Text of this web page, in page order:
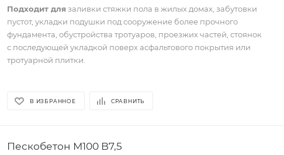
Подходит для заливки стяжки пола в жилых домах, забутовки
пустот, укладки подушки под сооружение более прочного
фундамента, обустройства тротуаров, проезжих частей, стоянок
с последующей укладкой поверх асфальтового покрытия или
тротуарной плитки.
В ИЗБРАННОЕ СРАВНИТЬ
Пескобетон М100 B7,5